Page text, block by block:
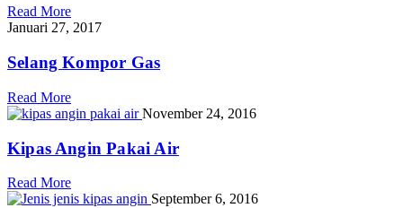
Read More
Januari 27, 2017
Selang Kompor Gas
Read More
November 24, 2016
Kipas Angin Pakai Air
Read More
September 6, 2016